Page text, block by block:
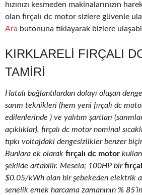
hızınızı kesmeden makinalarınızın
olan fırçalı dc motor sizlere güvenle
Ara butonuna tıklayarak bizlere
KIRKLARELI FIRÇALI
TAMIRI
Hatalı bağlantılardan dolayı oluşan
sarım teknikleri (hem yeni fırçalı dc
edilenlerinde ) ve yalıtım şartları
açıklıklar), fırçalı dc motor nominal
tıpkı voltajdaki dengesizlikler benzer
Bunlara ek olarak fırçalı dc motor
şekilde artabilir. Mesela; 100HP bir
$0.05/kWh olan bir şebekeden elektrik
senelik emek harcama zamanının %